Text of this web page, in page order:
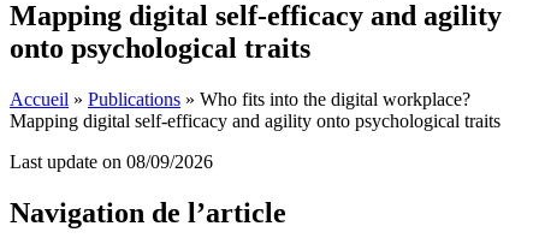
Mapping digital self-efficacy and agility
onto psychological traits
Accueil » Publications » Who fits into the digital workplace?
Mapping digital self-efficacy and agility onto psychological traits
Last update on 08/09/2026
Navigation de l’article